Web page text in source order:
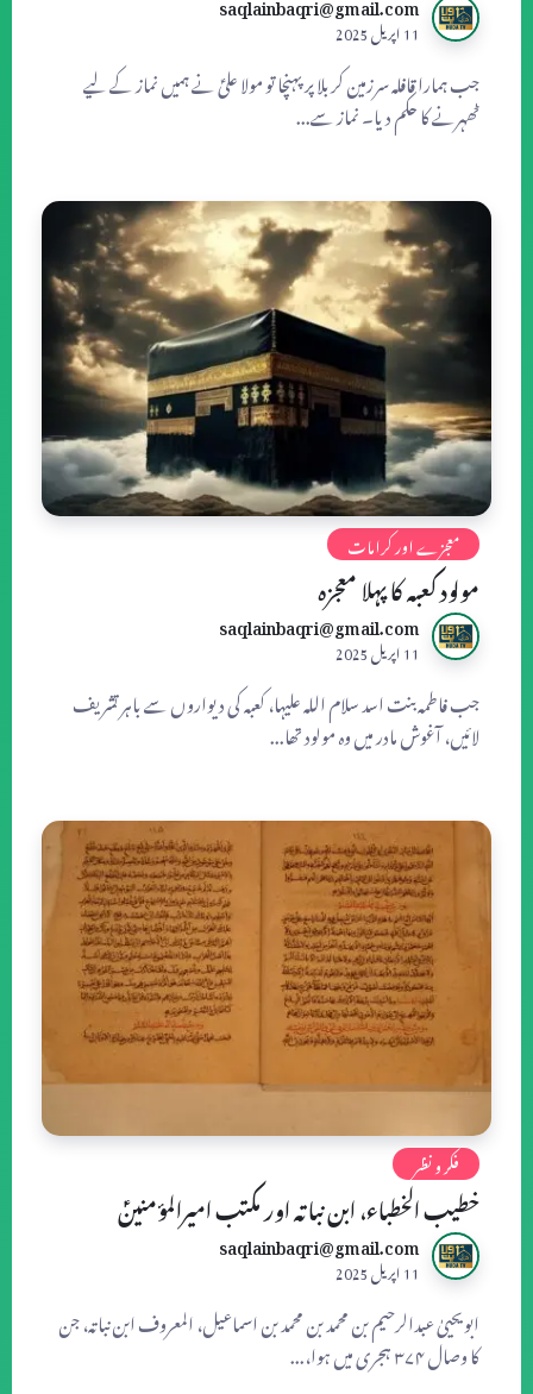
11 اپریل 2025
جب ہمارا قافلہ سرزمین کربلا پر پہنچا تو مولا علیؑ نے ہمیں نماز کے لیے
ٹھہرنے کا حکم دیا۔ نماز سے...
معجزے اور کرامات
مولود کعبہ کا پہلا معجزہ
saqlainbaqri@gmail.com
11 اپریل 2025
جب فاطمہ بنت اسد سلام اللہ علیہا، کعبہ کی دیواروں سے باہر تشریف
لائیں، آغوش مادر میں وہ مولود تھا...
فکر و نظر
خطیب الخطباء، ابن نباتہ اور مکتب امیرالمؤمنینؑ
saqlainbaqri@gmail.com
11 اپریل 2025
ابویحییٰ عبدالرحیم بن محمد بن محمد بن اسماعیل، المعروف ابن نباتہ، جن
کا وصال ۳۷۴ ہجری میں ہوا،...